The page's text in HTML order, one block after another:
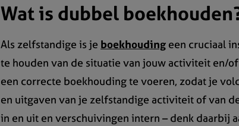
Wat is dubbel
Als zelfstandige is je boekhouding een cruciaal
te houden van de situatie van jouw activiteit en/
een correcte boekhouding te voeren, zodat je
en uitgaven van je zelfstandige activiteit of van
in en uit en verschuivingen intern – denk daarbij